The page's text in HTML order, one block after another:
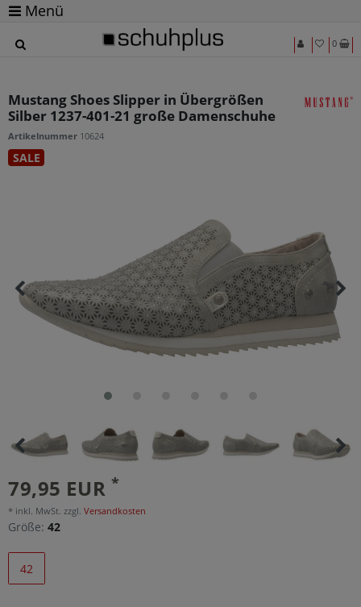
Menü
0
Mustang Shoes Slipper in Übergrößen
Silber 1237-401-21 große Damenschuhe
Artikelnummer 10624
SALE
79,95 EUR *
* inkl. MwSt. zzgl. Versandkosten
Größe: 42
42